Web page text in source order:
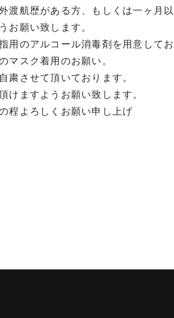
渡航歴がある方、もしくは一ヶ月
お願い致します。
用のアルコール消毒剤を用意して
マスク着用のお願い。
粛させて頂いております。
けますようお願い致します。
程よろしくお願い申し上げ